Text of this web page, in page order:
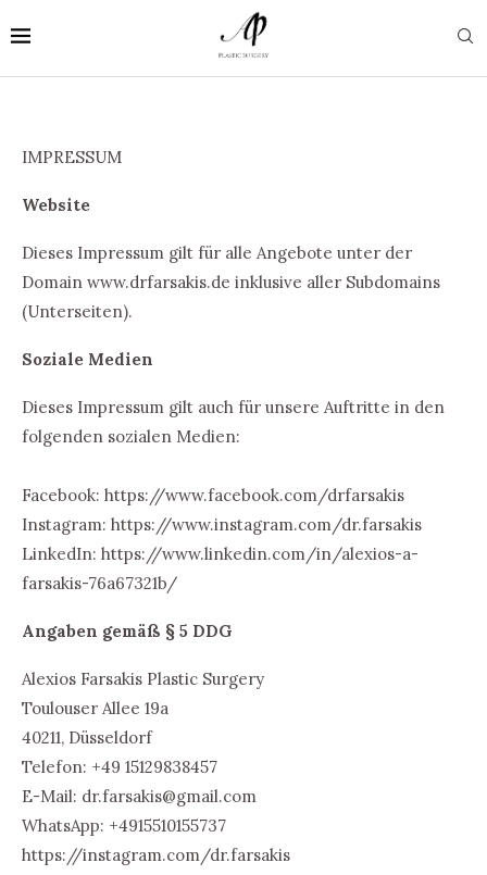
IMPRESSUM
Website
Dieses Impressum gilt für alle Angebote unter der
Domain www.drfarsakis.de inklusive aller Subdomains
(Unterseiten).
Soziale Medien
Dieses Impressum gilt auch für unsere Auftritte in den
folgenden sozialen Medien:
Facebook: https://www.facebook.com/drfarsakis
Instagram: https://www.instagram.com/dr.farsakis
LinkedIn: https://www.linkedin.com/in/alexios-a-
farsakis-76a67321b/
Angaben gemäß § 5 DDG
Alexios Farsakis Plastic Surgery
Toulouser Allee 19a
40211, Düsseldorf
Telefon: +49 15129838457
E-Mail: dr.farsakis@gmail.com
WhatsApp: +4915510155737
https://instagram.com/dr.farsakis